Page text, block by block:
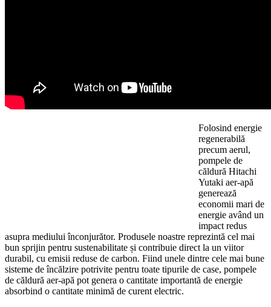
Folosind energie
regenerabilă
precum aerul,
pompele de
căldură Hitachi
Yutaki aer-apă
generează
economii mari de
energie având un
impact redus
asupra mediului înconjurător. Produsele noastre reprezintă cel mai
bun sprijin pentru sustenabilitate și contribuie direct la un viitor
durabil, cu emisii reduse de carbon. Fiind unele dintre cele mai bune
sisteme de încălzire potrivite pentru toate tipurile de case, pompele
de căldură aer-apă pot genera o cantitate importantă de energie
absorbind o cantitate minimă de curent electric.